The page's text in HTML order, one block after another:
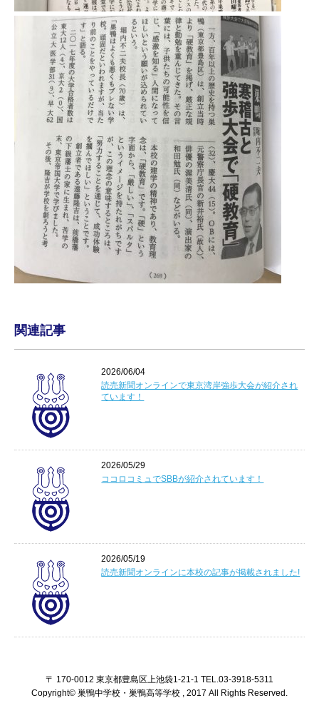
関連記事
2026/06/04
読売新聞オンラインで東京湾岸強歩大会が紹介され
ています！
2026/05/29
ココロコミュでSBBが紹介されています！
2026/05/19
読売新聞オンラインに本校の記事が掲載されました!
〒 170-0012 東京都豊島区上池袋1-21-1 TEL.03-3918-5311
Copyright© 巣鴨中学校・巣鴨高等学校 , 2017 All Rights Reserved.